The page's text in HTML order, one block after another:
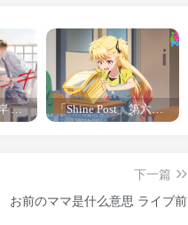
经典杯子蛋糕 佐岸 漫画「经典杯子蛋糕」宣布真人日剧化 「Shine Post」第六话ED主题曲「Yellow Rose」无字幕MV公开
下一篇
お前のママ是什么意思 ライブ前